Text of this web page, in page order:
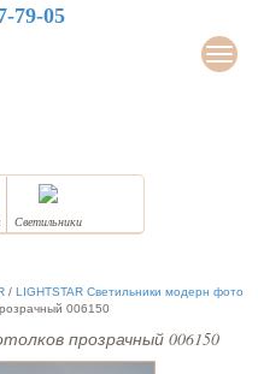
79-05
Светильники
/ LIGHTSTAR Светильники модерн фото
006150
прозрачный 006150